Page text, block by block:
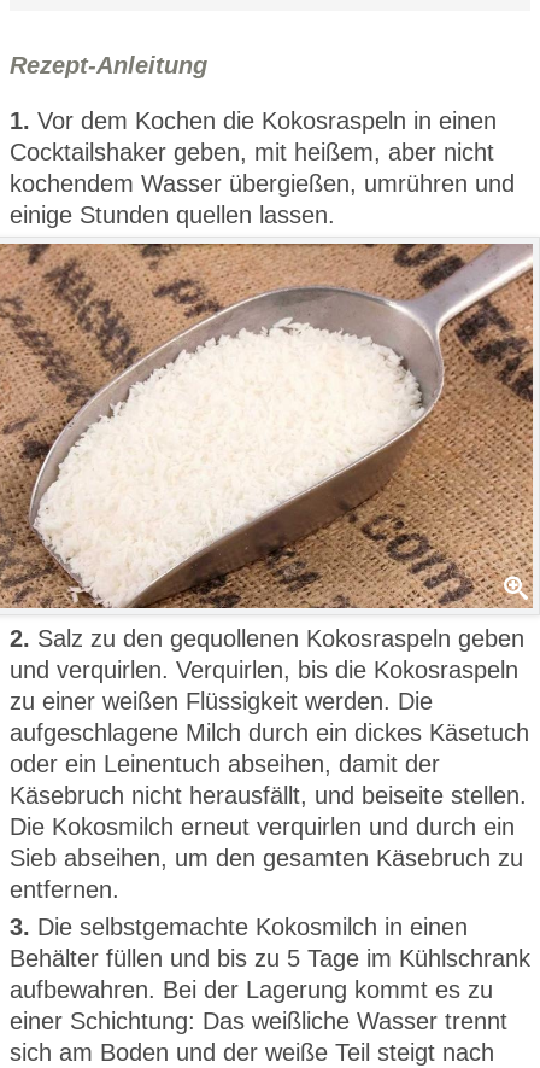
Rezept-Anleitung
1. Vor dem Kochen die Kokosraspeln in einen
Cocktailshaker geben, mit heißem, aber nicht
kochendem Wasser übergießen, umrühren und
einige Stunden quellen lassen.
2. Salz zu den gequollenen Kokosraspeln geben
und verquirlen. Verquirlen, bis die Kokosraspeln
zu einer weißen Flüssigkeit werden. Die
aufgeschlagene Milch durch ein dickes Käsetuch
oder ein Leinentuch abseihen, damit der
Käsebruch nicht herausfällt, und beiseite stellen.
Die Kokosmilch erneut verquirlen und durch ein
Sieb abseihen, um den gesamten Käsebruch zu
entfernen.
3. Die selbstgemachte Kokosmilch in einen
Behälter füllen und bis zu 5 Tage im Kühlschrank
aufbewahren. Bei der Lagerung kommt es zu
einer Schichtung: Das weißliche Wasser trennt
sich am Boden und der weiße Teil steigt nach